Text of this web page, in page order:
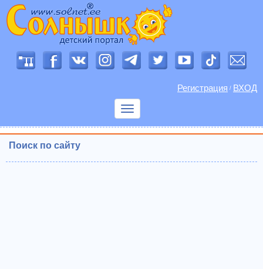
Регистрация / ВХОД
Показать
Поиск по сайту